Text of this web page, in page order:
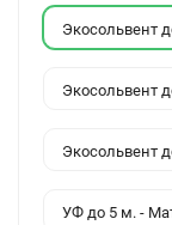
Экосольвент
Экосольвент
Экосольвент
УФ до 5 м. -